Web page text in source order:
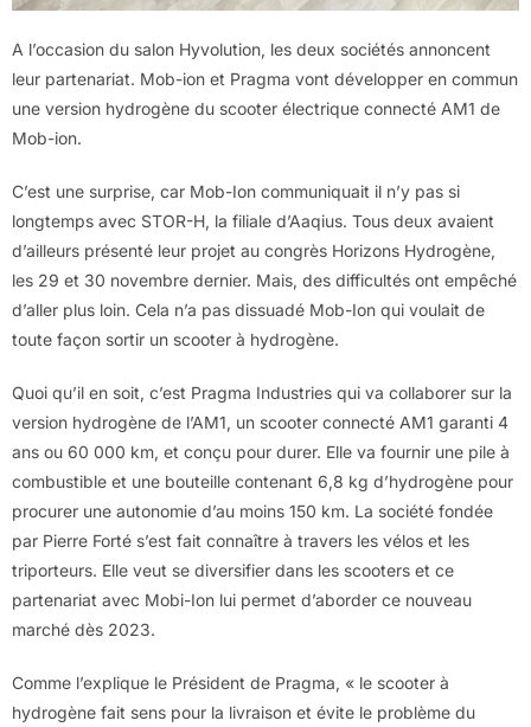
A l’occasion du salon Hyvolution, les deux sociétés annoncent
leur partenariat. Mob-ion et Pragma vont développer en commun
une version hydrogène du scooter électrique connecté AM1 de
Mob-ion.
C’est une surprise, car Mob-Ion communiquait il n’y pas si
longtemps avec STOR-H, la filiale d’Aaqius. Tous deux avaient
d’ailleurs présenté leur projet au congrès Horizons Hydrogène,
les 29 et 30 novembre dernier. Mais, des difficultés ont empêché
d’aller plus loin. Cela n’a pas dissuadé Mob-Ion qui voulait de
toute façon sortir un scooter à hydrogène.
Quoi qu’il en soit, c’est Pragma Industries qui va collaborer sur la
version hydrogène de l’AM1, un scooter connecté AM1 garanti 4
ans ou 60 000 km, et conçu pour durer. Elle va fournir une pile à
combustible et une bouteille contenant 6,8 kg d’hydrogène pour
procurer une autonomie d’au moins 150 km. La société fondée
par Pierre Forté s’est fait connaître à travers les vélos et les
triporteurs. Elle veut se diversifier dans les scooters et ce
partenariat avec Mobi-Ion lui permet d’aborder ce nouveau
marché dès 2023.
Comme l’explique le Président de Pragma, « le scooter à
hydrogène fait sens pour la livraison et évite le problème du